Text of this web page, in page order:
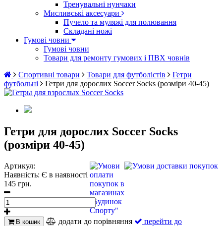
Тренувальні нунчаки
Мисливські аксесуари
Пучело та муляжі для полювання
Складані ножі
Гумові човни
Гумові човни
Товари для ремонту гумових і ПВХ човнів
Спортивні товари
Товари для футболістів
Гетри
футбольні
Гетри для дорослих Soccer Socks (розміри 40-45)
Гетри для дорослих Soccer Socks
(розміри 40-45)
Артикул:
Наявність: Є в наявності
145 грн.
В кошик додати до порівняння
перейти до